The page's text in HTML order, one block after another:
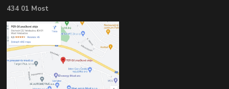
434 01 Most